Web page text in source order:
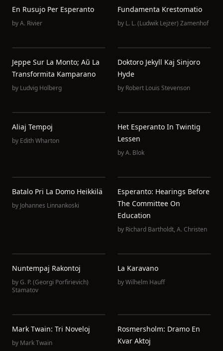
En Rusujo Per Esperanto
byA. Rivier
Fundamenta Krestomatio
by L. L. (Ludwik Lejzer) Zamenhof
Jeppe Sur La Monto; Aŭ La
Transformita Kamparano
by Ludvig Holberg
Doktoro Jekyll Kaj Sinjoro
Hyde
by Robert Louis Stevenson
Aliaj Tempoj
by Edith Wharton
Het Esperanto In Twintig
Lessen
byA. Blok
Batalo Pri La Domo Heikkilä
by Johannes Linnankoski
Esperanto: Hearings Before
The Committee On
Education
by Richard Bartholdt, A. Christen
Nuntempaj Rakontoj
byG. P. (Georgi Porfirievich)
Stamatov
La Karavano
byWilhelm Hauff
Mark Twain: Tri Noveloj
by Mark Twain
Rosmersholm: Dramo En
Kvar Aktoj